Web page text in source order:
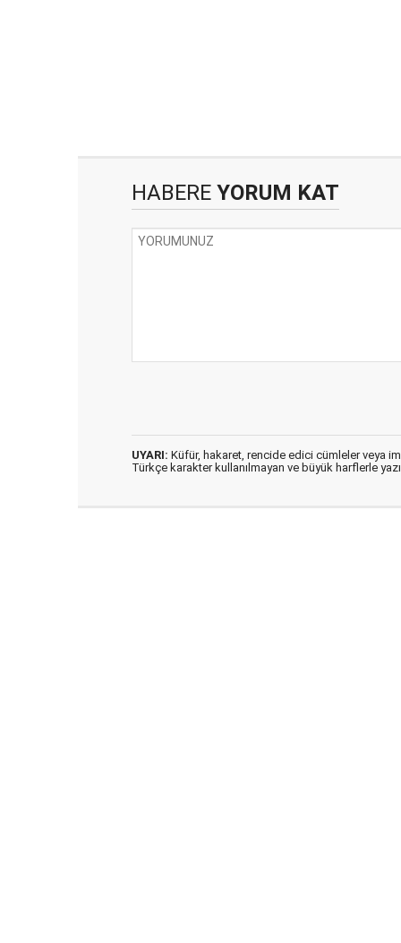
HABERE YORUM KAT
UYARI: Küfür, hakaret, rencide edici cümleler veya
Türkçe karakter kullanılmayan ve büyük harflerle